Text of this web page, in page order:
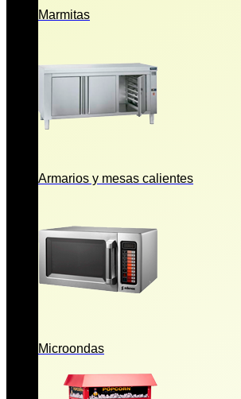
Marmitas
Armarios y mesas calientes
Microondas